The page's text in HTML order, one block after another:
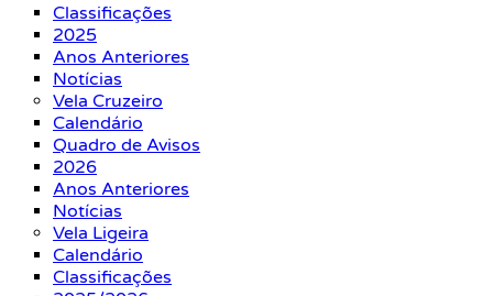
Classificações
2025
Anos Anteriores
Notícias
Vela Cruzeiro
Calendário
Quadro de Avisos
2026
Anos Anteriores
Notícias
Vela Ligeira
Calendário
Classificações